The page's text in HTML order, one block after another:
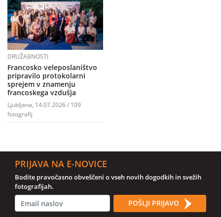
DRUŽABNOSTI
Francosko veleposlaništvo
pripravilo protokolarni
sprejem v znamenju
francoskega vzdušja
Ljubljana, 14.07.2026 / 109
fotografij
PRIJAVA NA E-NOVICE
Bodite pravočasno obveščeni o vseh novih dogodkih in svežih
fotografijah.
POŠLJI PRIJAVO